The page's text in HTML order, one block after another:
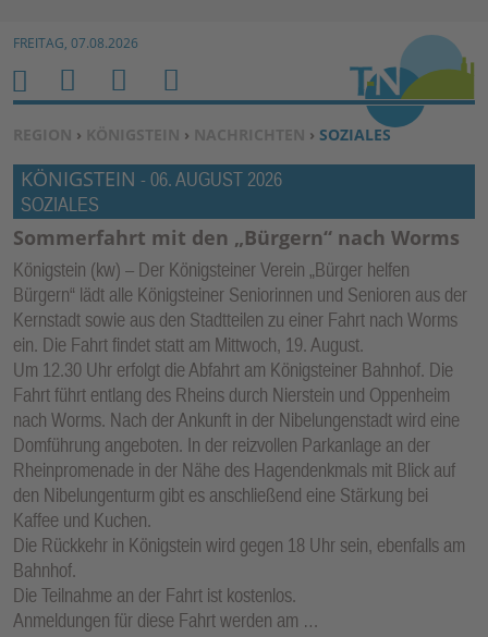
Zum Inhalt springen ↓
FREITAG, 07.08.2026
SIE BEFINDEN SICH HIER:
REGION › KÖNIGSTEIN › NACHRICHTEN › SOZIALES
KÖNIGSTEIN - 06. AUGUST 2026
SOZIALES
Sommerfahrt mit den „Bürgern“ nach Worms
Königstein (kw) – Der Königsteiner Verein „Bürger helfen
Bürgern“ lädt alle Königsteiner Seniorinnen und Senioren aus der
Kernstadt sowie aus den Stadtteilen zu einer Fahrt nach Worms
ein. Die Fahrt findet statt am Mittwoch, 19. August.
Um 12.30 Uhr erfolgt die Abfahrt am Königsteiner Bahnhof. Die
Fahrt führt entlang des Rheins durch Nierstein und Oppenheim
nach Worms. Nach der Ankunft in der Nibelungenstadt wird eine
Domführung angeboten. In der reizvollen Parkanlage an der
Rheinpromenade in der Nähe des Hagendenkmals mit Blick auf
den Nibelungenturm gibt es anschließend eine Stärkung bei
Kaffee und Kuchen.
Die Rückkehr in Königstein wird gegen 18 Uhr sein, ebenfalls am
Bahnhof.
Die Teilnahme an der Fahrt ist kostenlos.
Anmeldungen für diese Fahrt werden am …
H
O
M
E
M
E
N
U
S
U
C
H
E
N
B
E
N
U
T
Z
E
R
F
U
N
K
TI
O
N
E
N